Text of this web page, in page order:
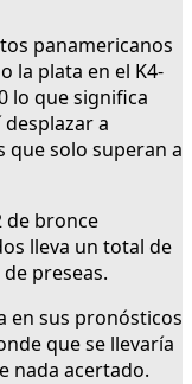
panamericanos
la plata en el K4-
lo que significa
a
que solo superan a
de bronce
lleva un total de
preseas.
en sus pronósticos
que se llevaría
nada acertado.